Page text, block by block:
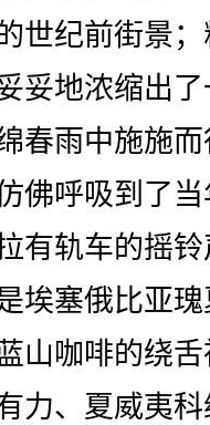
世纪前街景
妥地浓缩出
春雨中施施
佛呼吸到了
有轨车的摇
埃塞俄比亚
山咖啡的绕
力、夏威夷